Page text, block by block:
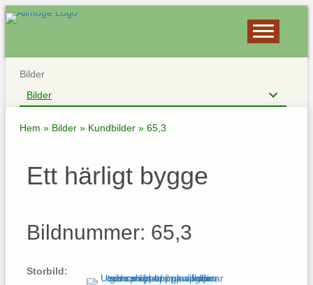
Bilder
Bilder
Hem » Bilder » Kundbilder » 65,3
Ett härligt bygge
Bildnummer: 65,3
Storbild: